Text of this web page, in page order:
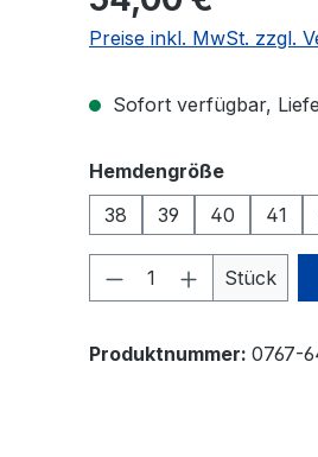
Preise inkl. MwSt. zzgl.
Sofort verfügbar,
Hemdengrößeauswählen
38
39 40 41
Produkt Stück
Produktnummer: 0767-